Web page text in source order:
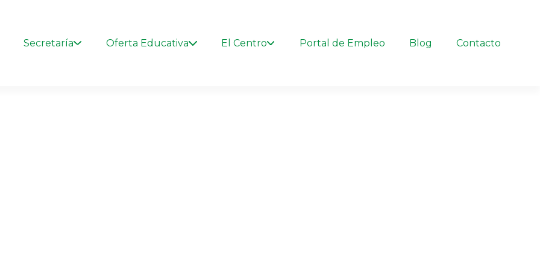
Secretaría Oferta Educativa El Centro Portal de Empleo Blog Contacto